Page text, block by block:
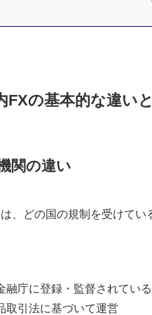
FXの基本的な違い
関の違い
、どの国の規制を受けてい
融庁に登録・監督されている
取引法に基づいて運営